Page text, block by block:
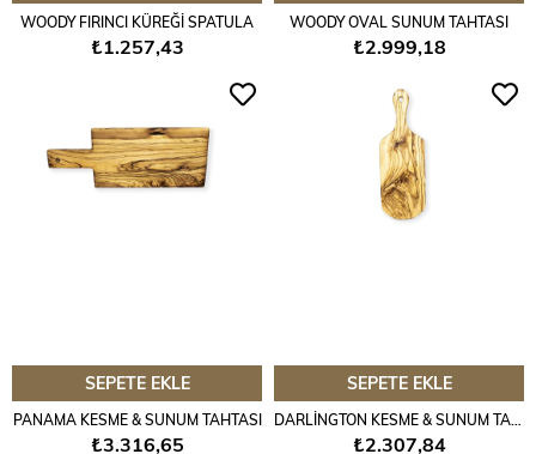
WOODY FIRINCI KÜREĞİ SPATULA
₺1.257,43
WOODY OVAL SUNUM TAHTASI
₺2.999,18
SEPETE EKLE
PANAMA KESME & SUNUM TAHTASI
₺3.316,65
SEPETE EKLE
₺2.307,84